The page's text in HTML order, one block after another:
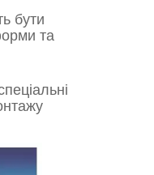
бути
та